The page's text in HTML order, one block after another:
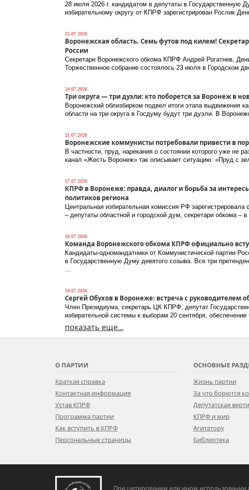
28 июля 2026 г. кандидатом в депутаты в Государственную
избирательному округу от КПРФ зарегистрирован Рослик
25.07.2026
Воронежская область. Семь футов под килем!
России
Секретари Воронежского обкома КПРФ Андрей Рогатнев,
Торжественное собрание состоялось 23 июля в Городском
24.07.2026
Три округа — три дуэли: кто поборется за Воронеж в
Воронежский облизбирком подвел итоги этапа выдвижения
области на три округа в Госдуму будут три дуэли. В
21.07.2026
Воронежские коммунисты потребовали привести в
В частности, пруд, нарекания о состоянии которого уже
канал «Жесть Воронеж» так описывает ситуацию: «Пруд с
17.07.2026
КПРФ в Воронеже: правда, диалог и борьба за
политиков региона
Центральная избирательная комиссия РФ
– депутаты областной и городской дум, секретари обкома
16.07.2026
Команда Воронежского обкома КПРФ официально
Кандидаты-одномандатники от Коммунистической партии
в Государственную Думу девятого созыва. Все три
…
14.07.2026
Сергей Обухов в Воронеже: встреча с руководителем
Член Президиума, секретарь ЦК КПРФ, депутат
избирательной системы к выборам 20 сентября,
показать еще...
О ПАРТИИ
Краткая справка
Контактная информация
Устав КПРФ
Программа партии
Как вступить в КПРФ
Персональные страницы
ОСНОВНЫЕ
Жизнь партии
За что борются
Депутатская
КПРФ и мир
Агитатору
Библиотека
При цитировании или ином использовании